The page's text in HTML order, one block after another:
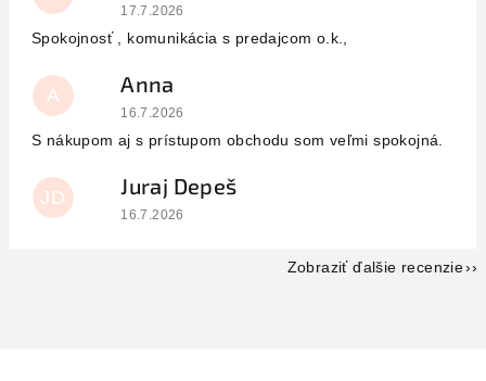
Hodnotenie obchodu je 5 z 5 hviezdičiek.
17.7.2026
Spokojnosť , komunikácia s predajcom o.k.,
A Anna
Hodnotenie obchodu je 5 z 5 hviezdičiek.
16.7.2026
S nákupom aj s prístupom obchodu som veľmi spokojná.
JD Juraj Depeš
Hodnotenie obchodu je 5 z 5 hviezdičiek.
16.7.2026
Zobraziť ďalšie recenzie